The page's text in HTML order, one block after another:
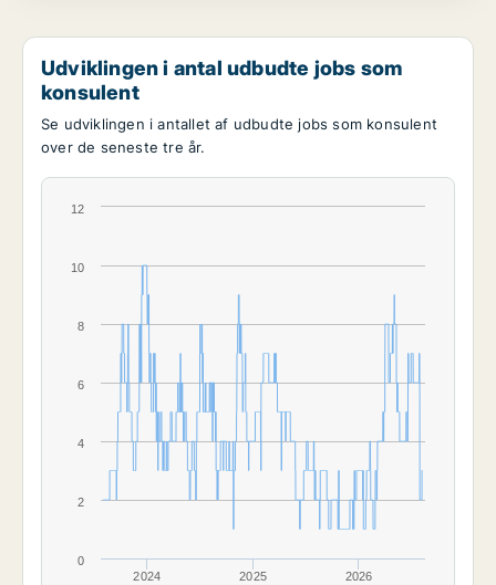
Udviklingen i antal udbudte jobs som
konsulent
Se udviklingen i antallet af udbudte jobs som konsulent
over de seneste tre år.
2024 2025 2026
0
2
4
6
8
10
12